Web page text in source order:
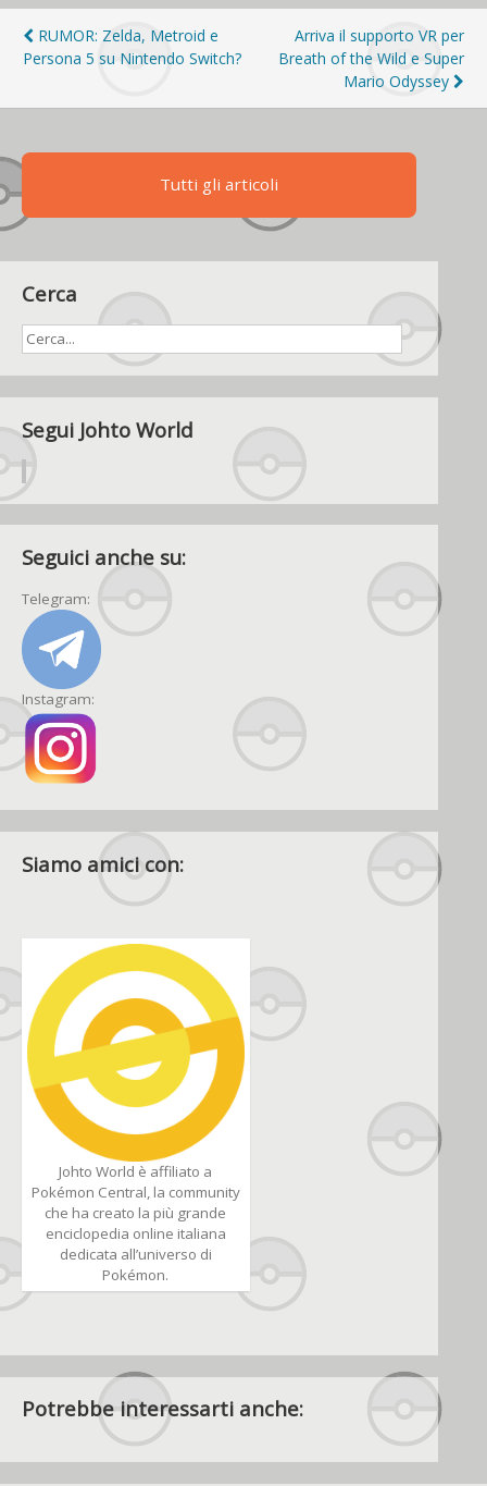
Navigazione
articoli
RUMOR: Zelda, Metroid e
Persona 5 su Nintendo Switch?
Arriva il supporto VR per
Breath of the Wild e Super
Mario Odyssey
Tutti gli articoli
Cerca
Segui Johto World
Seguici anche su:
Telegram:
Instagram:
Siamo amici con:
Johto World è affiliato a
Pokémon Central, la community
che ha creato la più grande
enciclopedia online italiana
dedicata all’universo di
Pokémon.
Potrebbe interessarti anche: